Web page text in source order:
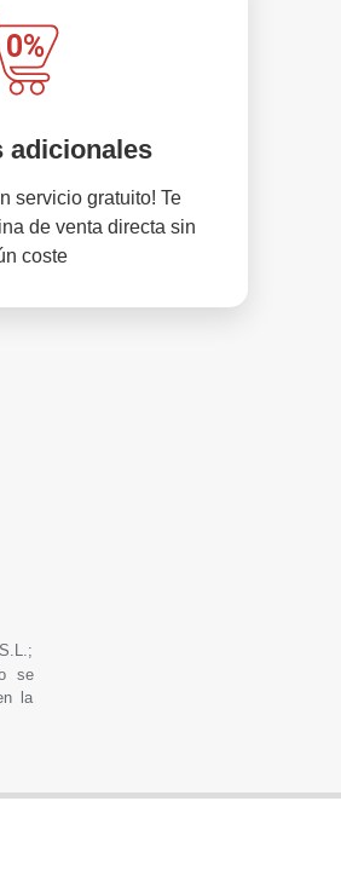
adicionales
servicio gratuito! Te
de venta directa sin
coste
se
la